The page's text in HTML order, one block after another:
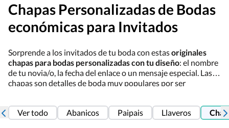
Chapas Personalizadas de Bodas
económicas para Invitados
Sorprende a los invitados de tu boda con estasoriginales
chapas para bodas personalizadas con tu diseño: el nombre
de tu novia/o, la fecha del enlace o un mensaje especial. Las
chapas son detalles de boda muy populares por ser
selección de chapas para regalar: chapas con espejo, chapas
llavero y las más originales, las chapas con abridor ¡compra
Ver todo Abanicos Paipais Llaveros